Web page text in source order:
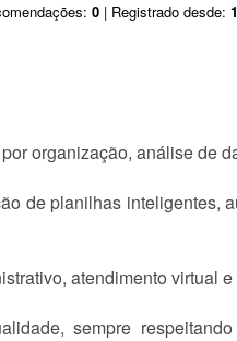
0 | Registrado desde:
organização, análise de
de planilhas inteligentes,
atendimento virtual
sempre